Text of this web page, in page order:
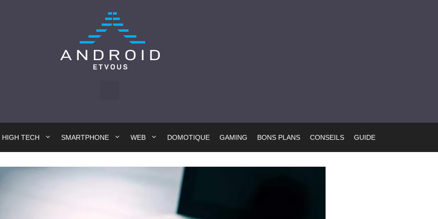
HIGH TECH SMARTPHONE WEB DOMOTIQUE GAMING BONS PLANS CONSEILS GUIDE